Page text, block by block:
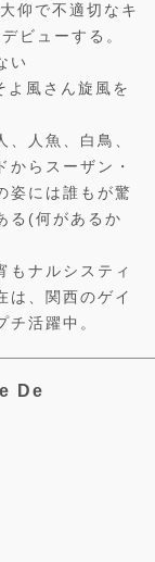
仰で不適切なキ
ビューする。
い
よ風さん旋風を
人魚、白鳥、
からスーザン・
姿には誰もが驚
る(何があるか
もナルシスティ
は、関西のゲイ
活躍中。
De